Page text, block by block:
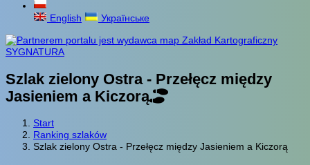
English Українське
Szlak zielony Ostra - Przełęcz między
Jasieniem a Kiczorą
Start
Ranking szlaków
Szlak zielony Ostra - Przełęcz między Jasieniem a Kiczorą